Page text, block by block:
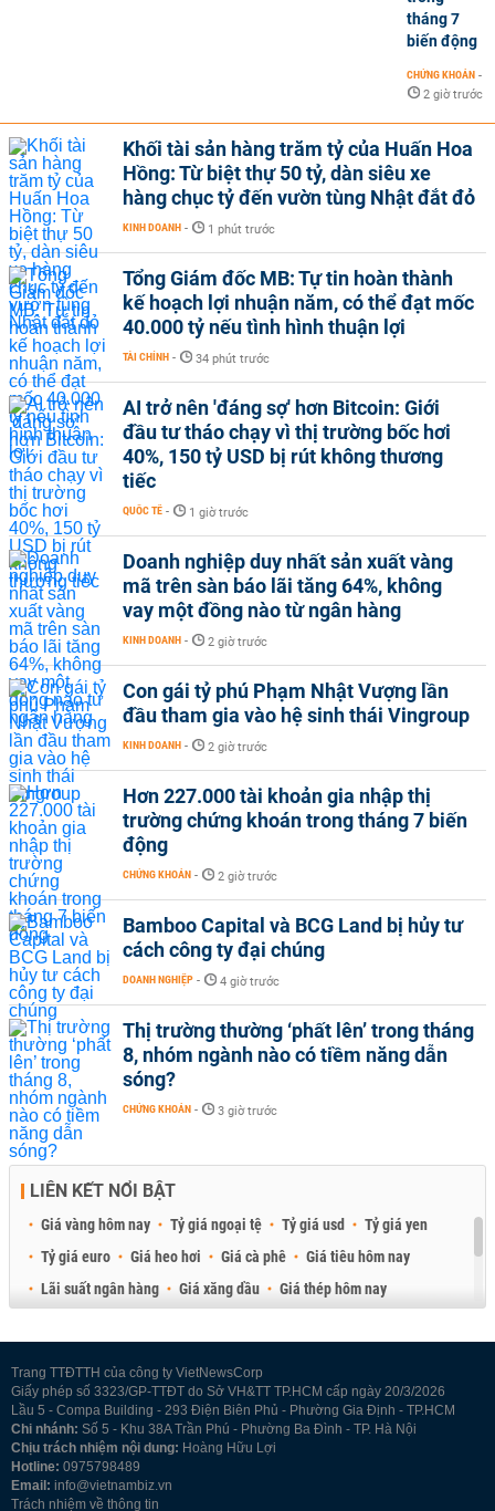
tháng 7
biến động
CHỨNG KHOÁN -
2 giờ trước
Khối tài sản hàng trăm tỷ của Huấn Hoa
Hồng: Từ biệt thự 50 tỷ, dàn siêu xe
hàng chục tỷ đến vườn tùng Nhật đắt đỏ
KINH DOANH - 1 phút trước
Tổng Giám đốc MB: Tự tin hoàn thành
kế hoạch lợi nhuận năm, có thể đạt mốc
40.000 tỷ nếu tình hình thuận lợi
TÀI CHÍNH - 34 phút trước
AI trở nên 'đáng sợ' hơn Bitcoin: Giới
đầu tư tháo chạy vì thị trường bốc hơi
40%, 150 tỷ USD bị rút không thương
tiếc
QUỐC TẾ - 1 giờ trước
Doanh nghiệp duy nhất sản xuất vàng
mã trên sàn báo lãi tăng 64%, không
vay một đồng nào từ ngân hàng
KINH DOANH - 2 giờ trước
Con gái tỷ phú Phạm Nhật Vượng lần
đầu tham gia vào hệ sinh thái Vingroup
KINH DOANH - 2 giờ trước
Hơn 227.000 tài khoản gia nhập thị
trường chứng khoán trong tháng 7 biến
động
CHỨNG KHOÁN - 2 giờ trước
Bamboo Capital và BCG Land bị hủy tư
cách công ty đại chúng
DOANH NGHIỆP - 4 giờ trước
Thị trường thường ‘phất lên’ trong tháng
8, nhóm ngành nào có tiềm năng dẫn
sóng?
CHỨNG KHOÁN - 3 giờ trước
LIÊN KẾT NỔI BẬT
Giá vàng hôm nay Tỷ giá ngoại tệ Tỷ giá usd
Tỷ giá yen
Tỷ giá euro
Giá heo hơi Giá cà phê
Giá tiêu hôm nay
Lãi suất ngân hàng
Giá xăng dầu
Giá thép hôm nay
Trang TTĐTTH của công ty VietNewsCorp
Giấy phép số 3323/GP-TTĐT do Sở VH&TT TP.HCM cấp ngày 20/3/2026
Lầu 5 - Compa Building - 293 Điện Biên Phủ - Phường Gia Định - TP.HCM
Chi nhánh: Số 5 - Khu 38A Trần Phú - Phường Ba Đình - TP. Hà Nội
Chịu trách nhiệm nội dung: Hoàng Hữu Lợi
Hotline: 0975798489
Email: info@vietnambiz.vn
Trách nhiệm về thông tin